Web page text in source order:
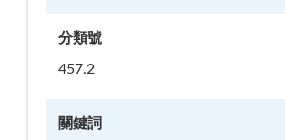
分類號
457.2
關鍵詞